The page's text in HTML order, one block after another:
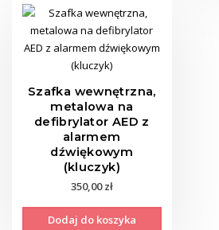
Szafka wewnętrzna,
metalowa na
defibrylator AED z
alarmem
dźwiękowym
(kluczyk)
350,00zł
Dodaj do koszyka